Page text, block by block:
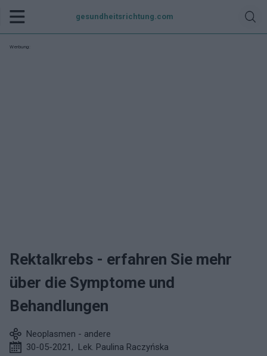
gesundheitsrichtung.com
Werbung:
Rektalkrebs - erfahren Sie mehr
über die Symptome und
Behandlungen
Neoplasmen - andere
30-05-2021 , Lek. Paulina Raczyńska